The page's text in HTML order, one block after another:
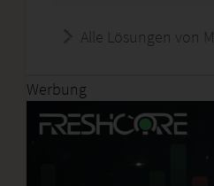
Alle Lösungen von
Werbung